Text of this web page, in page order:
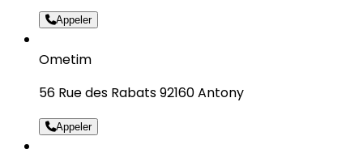
Appeler
Ometim
56 Rue des Rabats 92160 Antony
Appeler